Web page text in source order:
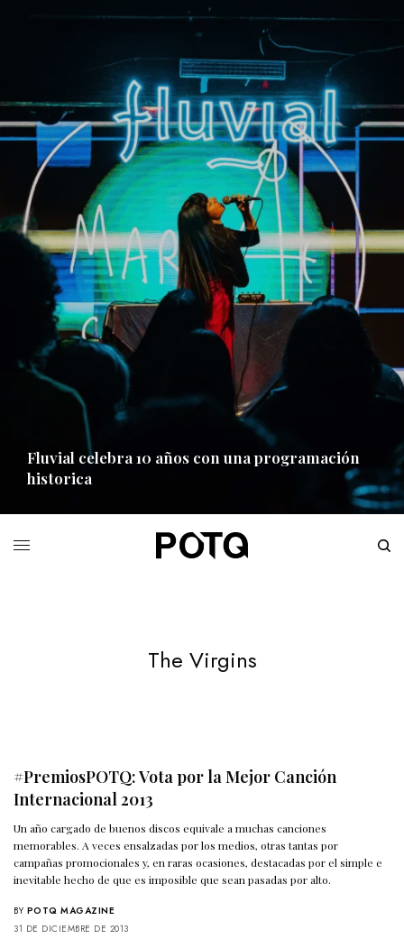
Fluvial celebra 10 años con una programación
historica
The Virgins
#PremiosPOTQ: Vota por la Mejor Canción
Internacional 2013
Un año cargado de buenos discos equivale a muchas canciones
memorables. A veces ensalzadas por los medios, otras tantas por
campañas promocionales y, en raras ocasiones, destacadas por el simple e
inevitable hecho de que es imposible que sean pasadas por alto.
BY POTQ MAGAZINE
31 DE DICIEMBRE DE 2013